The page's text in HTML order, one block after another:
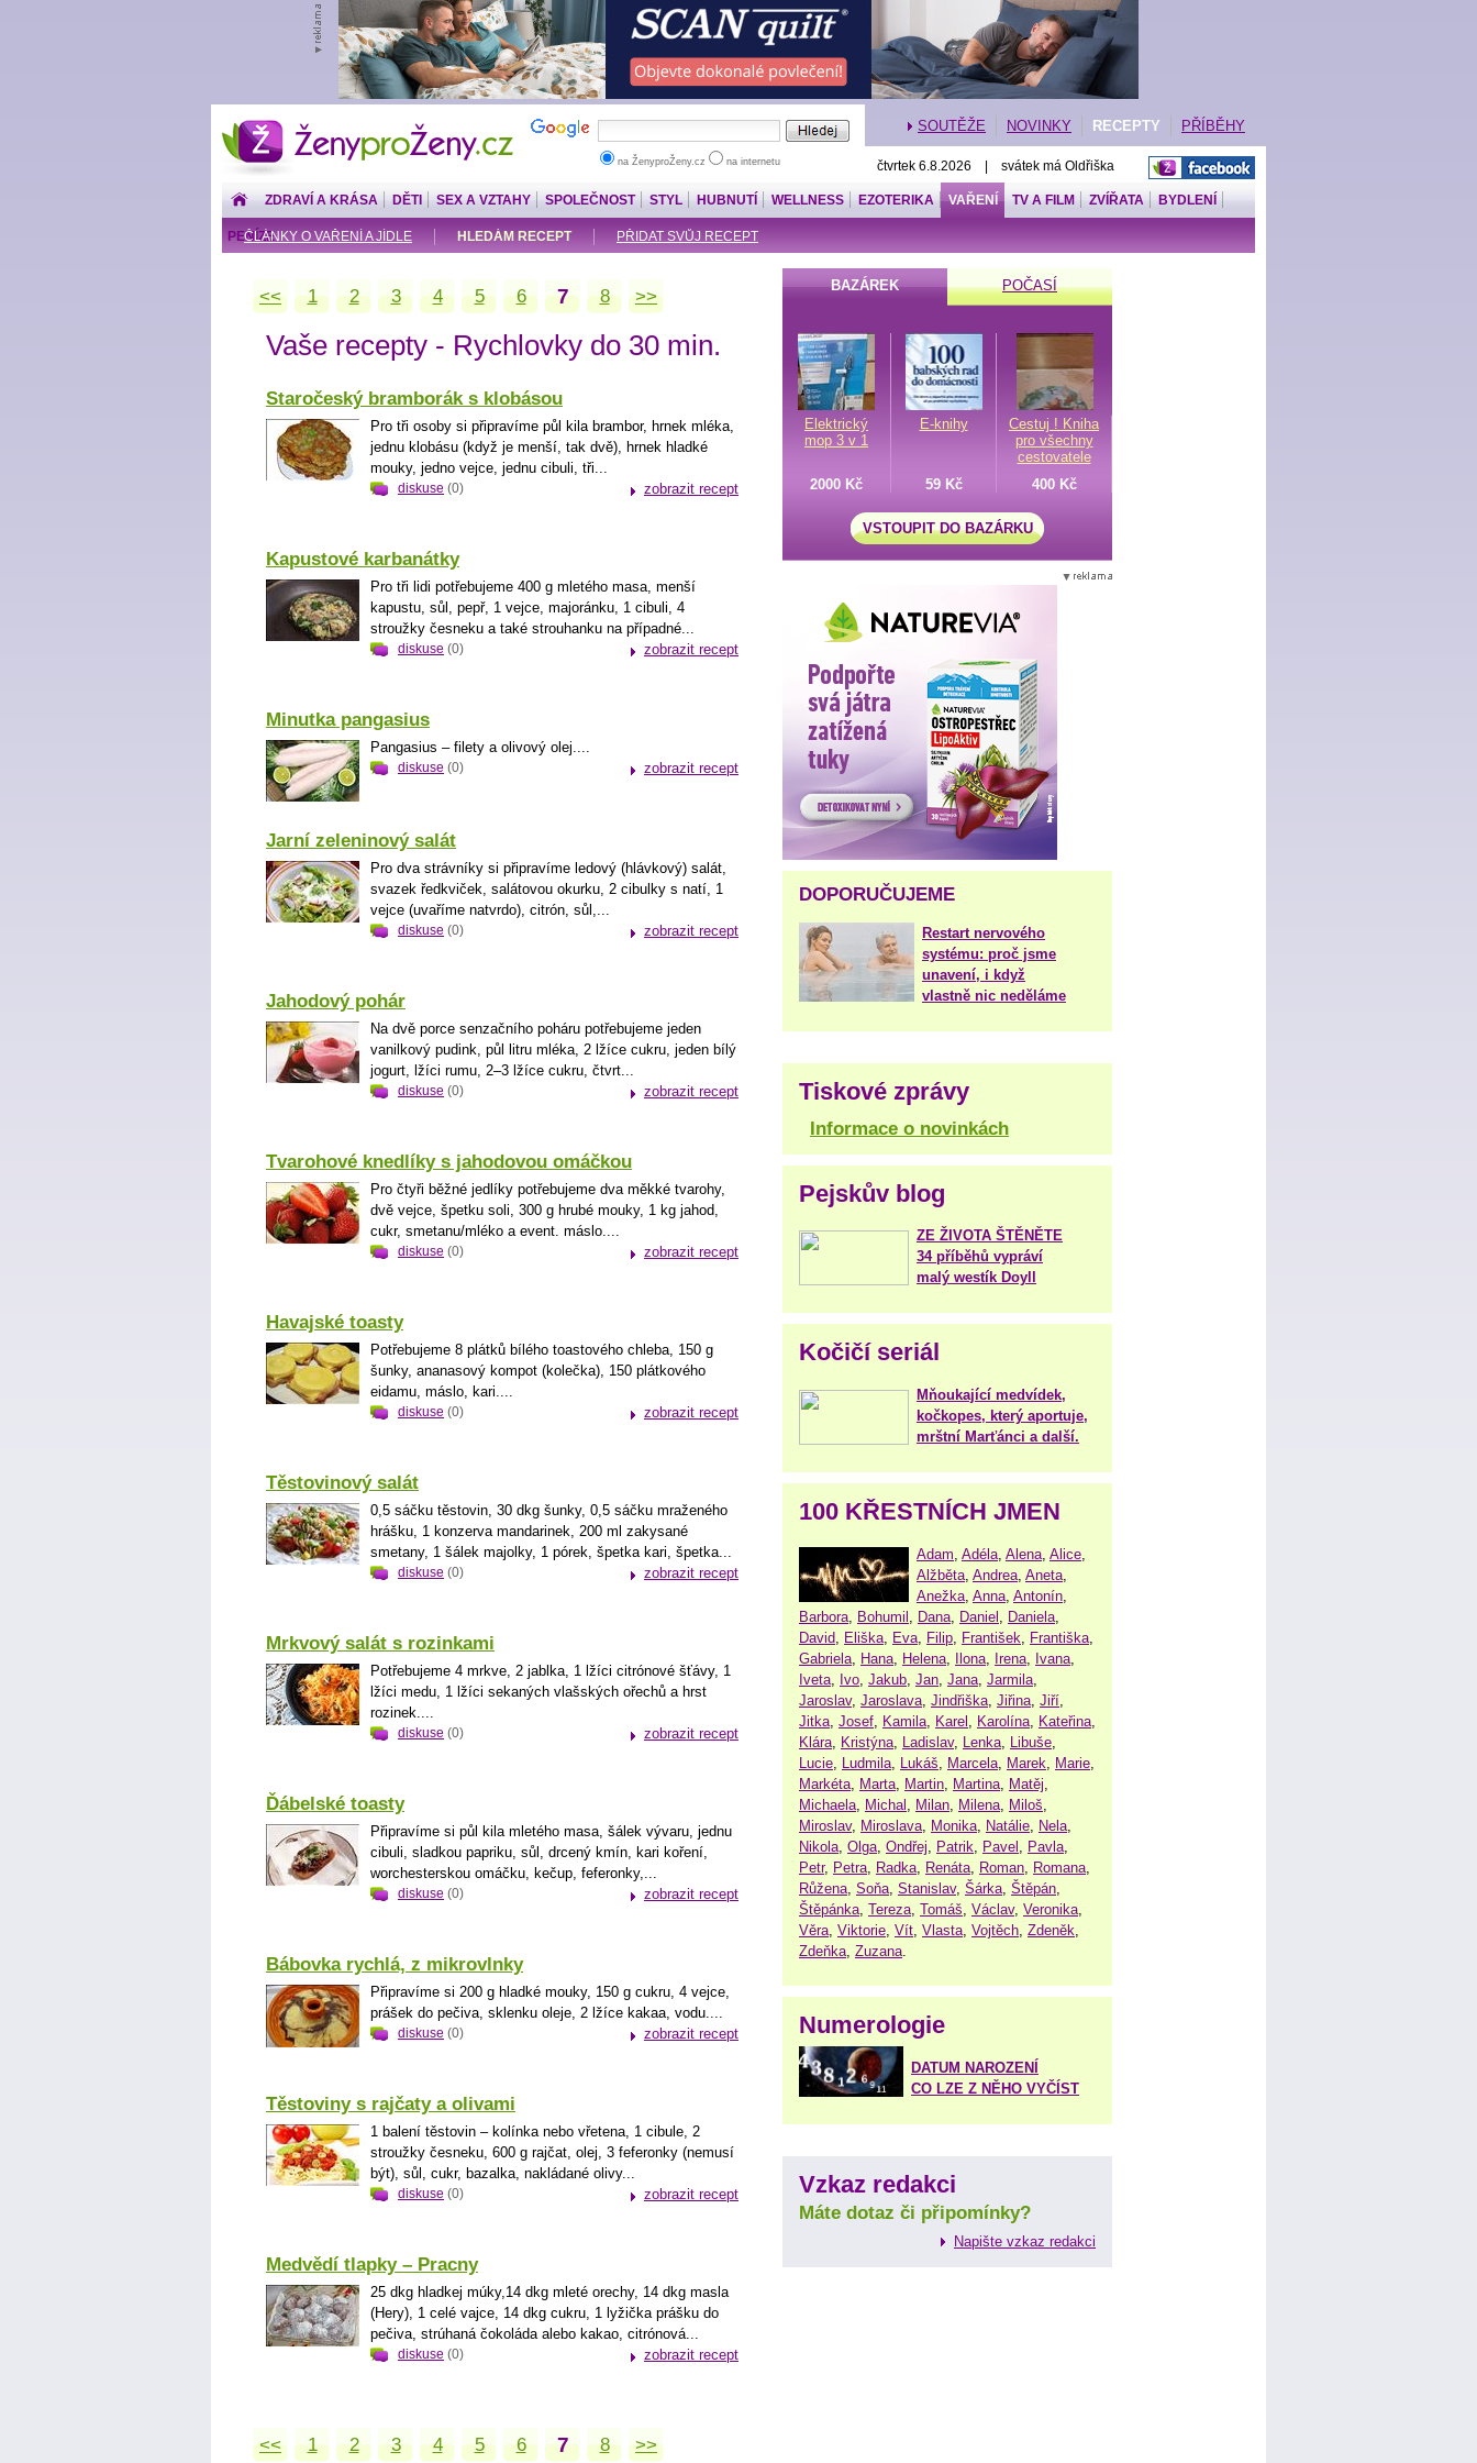
ŽenyproŽeny.cz
na ŽenyproŽeny.cz na internetu
SOUTĚŽE NOVINKY RECEPTY PŘÍBĚHY
čtvrtek 6.8.2026 | svátek má Oldřiška
ZDRAVÍ A KRÁSA DĚTI SEX A VZTAHY SPOLEČNOST STYL HUBNUTÍ WELLNESS EZOTERIKA VAŘENÍ
ČLÁNKY O VAŘENÍ A JÍDLE HLEDÁM RECEPT PŘIDAT SVŮJ RECEPT
TV A FILM ZVÍŘATA BYDLENÍ
PENÍZE
<< 1 2 3 4 5 6 7 8 >>
Vaše recepty - Rychlovky do 30 min.
Staročeský bramborák s klobásou
Pro tři osoby si připravíme půl kila brambor, hrnek mléka,
jednu klobásu (když je menší, tak dvě), hrnek hladké
mouky, jedno vejce, jednu cibuli, tři...
zobrazit recept
diskuse (0)
Kapustové karbanátky
Pro tři lidi potřebujeme 400 g mletého masa, menší
kapustu, sůl, pepř, 1 vejce, majoránku, 1 cibuli, 4
stroužky česneku a také strouhanku na případné...
zobrazit recept
diskuse (0)
Minutka pangasius
Pangasius – filety a olivový olej....
zobrazit recept
diskuse (0)
Jarní zeleninový salát
Pro dva strávníky si připravíme ledový (hlávkový) salát,
svazek ředkviček, salátovou okurku, 2 cibulky s natí, 1
vejce (uvaříme natvrdo), citrón, sůl,...
zobrazit recept
diskuse (0)
Jahodový pohár
Na dvě porce senzačního poháru potřebujeme jeden
vanilkový pudink, půl litru mléka, 2 lžíce cukru, jeden bílý
jogurt, lžíci rumu, 2–3 lžíce cukru, čtvrt...
zobrazit recept
diskuse (0)
Tvarohové knedlíky s jahodovou omáčkou
Pro čtyři běžné jedlíky potřebujeme dva měkké tvarohy,
dvě vejce, špetku soli, 300 g hrubé mouky, 1 kg jahod,
cukr, smetanu/mléko a event. máslo....
zobrazit recept
diskuse (0)
Havajské toasty
Potřebujeme 8 plátků bílého toastového chleba, 150 g
šunky, ananasový kompot (kolečka), 150 plátkového
eidamu, máslo, kari....
zobrazit recept
diskuse (0)
Těstovinový salát
0,5 sáčku těstovin, 30 dkg šunky, 0,5 sáčku mraženého
hrášku, 1 konzerva mandarinek, 200 ml zakysané
smetany, 1 šálek majolky, 1 pórek, špetka kari, špetka...
zobrazit recept
diskuse (0)
Mrkvový salát s rozinkami
Potřebujeme 4 mrkve, 2 jablka, 1 lžíci citrónové šťávy, 1
lžíci medu, 1 lžíci sekaných vlašských ořechů a hrst
rozinek....
zobrazit recept
diskuse (0)
Ďábelské toasty
Připravíme si půl kila mletého masa, šálek vývaru, jednu
cibuli, sladkou papriku, sůl, drcený kmín, kari koření,
worchesterskou omáčku, kečup, feferonky,...
zobrazit recept
diskuse (0)
Bábovka rychlá, z mikrovlnky
Připravíme si 200 g hladké mouky, 150 g cukru, 4 vejce,
prášek do pečiva, sklenku oleje, 2 lžíce kakaa, vodu....
zobrazit recept
diskuse (0)
Těstoviny s rajčaty a olivami
1 balení těstovin – kolínka nebo vřetena, 1 cibule, 2
stroužky česneku, 600 g rajčat, olej, 3 feferonky (nemusí
být), sůl, cukr, bazalka, nakládané olivy...
zobrazit recept
diskuse (0)
Medvědí tlapky – Pracny
25 dkg hladkej múky,14 dkg mleté orechy, 14 dkg masla
(Hery), 1 celé vajce, 14 dkg cukru, 1 lyžička prášku do
pečiva, strúhaná čokoláda alebo kakao, citrónová...
zobrazit recept
diskuse (0)
<< 1 2 3 4 5 6 7 8 >>
BAZÁREK POČASÍ
Elektrický
mop 3 v 1
E-knihy
Cestuj ! Kniha
pro všechny
cestovatele
2000 Kč
59 Kč 400 Kč
VSTOUPIT DO BAZÁRKU
DOPORUČUJEME
Restart nervového
systému: proč jsme
unavení, i když
vlastně nic neděláme
Tiskové zprávy
Informace o novinkách
Pejskův blog
ZE ŽIVOTA ŠTĚNĚTE
34 příběhů vypráví
malý westík Doyll
Kočičí seriál
Mňoukající medvídek,
kočkopes, který aportuje,
mrštní Marťánci a další.
100 KŘESTNÍCH JMEN
Adam Adéla Alena Alice
Alžběta Andrea Aneta
Anežka Anna Antonín
Barbora Bohumil Dana Daniel Daniela
David Eliška Eva Filip František Františka
Gabriela Hana Helena Ilona Irena Ivana
Iveta Ivo Jakub Jan Jana Jarmila
Jaroslav, Jaroslava Jindřiška Jiřina Jiří
Jitka Josef Kamila Karel Karolína Kateřina
Klára Kristýna Ladislav, Lenka Libuše
Lucie Ludmila Lukáš Marcela Marek Marie
Markéta Marta Martin Martina Matěj
Michaela Michal Milan Milena Miloš
Miroslav, Miroslava Monika Natálie Nela
Nikola Olga Ondřej Patrik Pavel Pavla
Petr, Petra Radka Renáta Roman Romana
Růžena Soňa Stanislav, Šárka Štěpán
Štěpánka Tereza Tomáš Václav, Veronika
Věra Viktorie Vít Vlasta Vojtěch Zdeněk
Zdeňka Zuzana
Numerologie
DATUM NAROZENÍ
CO LZE Z NĚHO VYČÍST
Vzkaz redakci
Máte dotaz či připomínky?
Napište vzkaz redakci